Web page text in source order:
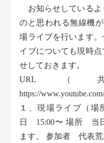
お知らせしているよ
のと思われる無線機
場ライブを行います
イブについても現時
せしておきます。
URL
https://
１、現場ライブ（
日 15:00〜 場所 当
ます。 参加者 代表荒